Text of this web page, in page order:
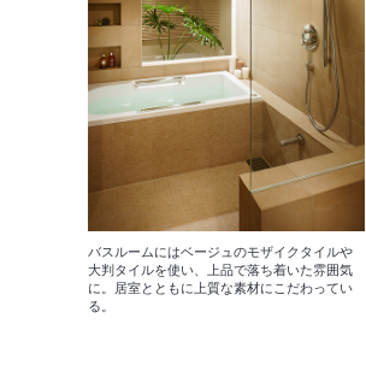
バスルームにはベージュのモザイクタイルや
大判タイルを使い、上品で落ち着いた雰囲気
に。居室とともに上質な素材にこだわってい
る。